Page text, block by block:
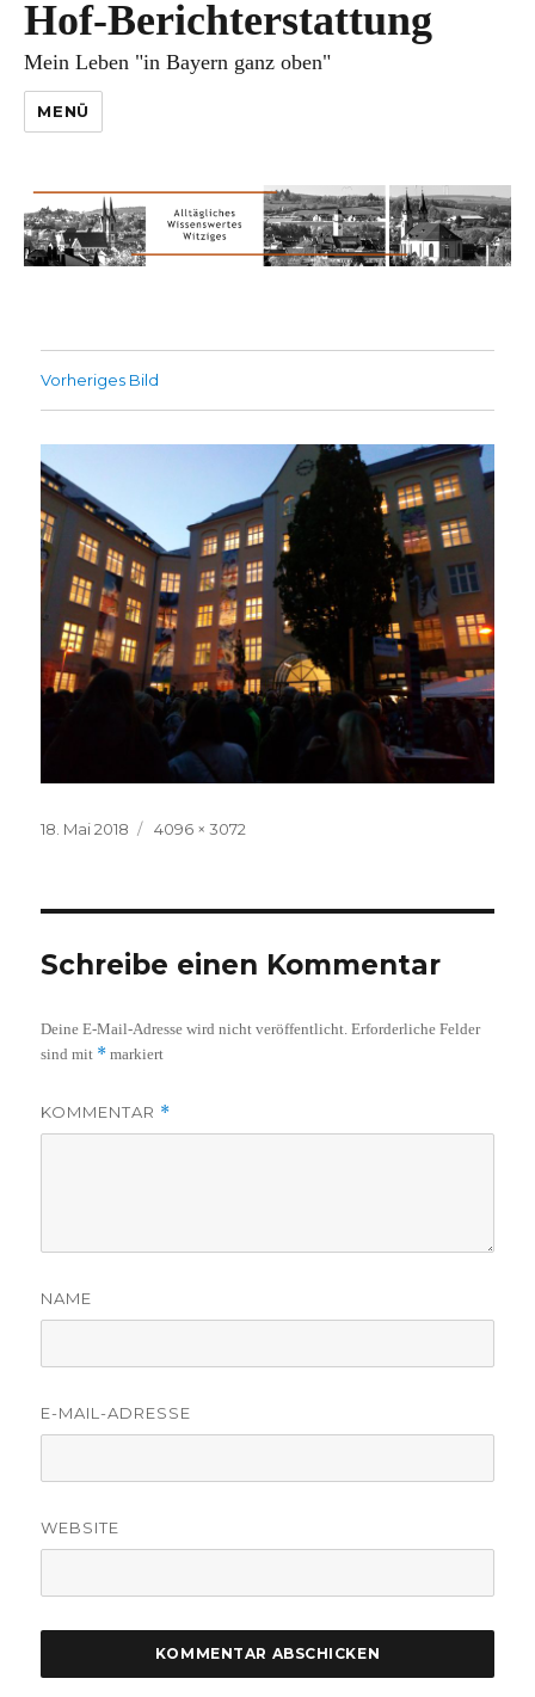
Hof-Berichterstattung
Mein Leben "in Bayern ganz oben"
MENÜ
Vorheriges Bild
Veröffentlicht
18. Mai 2018
Volle
4096 × 3072
Schreibe einen Kommentar
Deine E-Mail-Adresse wird nicht veröffentlicht. Erforderliche Felder
sind mit * markiert
KOMMENTAR *
NAME
E-MAIL-ADRESSE
WEBSITE